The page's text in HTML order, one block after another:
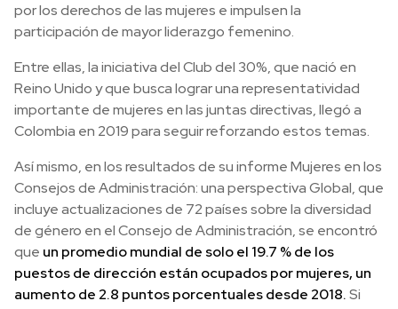
por los derechos de las mujeres e impulsen la
participación de mayor liderazgo femenino.
Entre ellas, la iniciativa del Club del 30%, que nació en
Reino Unido y que busca lograr una representatividad
importante de mujeres en las juntas directivas, llegó a
Colombia en 2019 para seguir reforzando estos temas.
Así mismo, en los resultados de su informe Mujeres en los
Consejos de Administración: una perspectiva Global, que
incluye actualizaciones de 72 países sobre la diversidad
de género en el Consejo de Administración, se encontró
que un promedio mundial de solo el 19.7 % de los
puestos de dirección están ocupados por mujeres, un
aumento de 2.8 puntos porcentuales desde 2018.Si